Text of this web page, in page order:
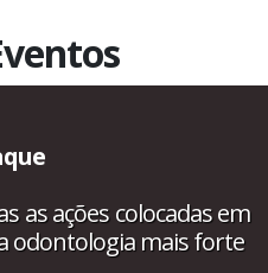
as ações colocadas em
odontologia mais forte